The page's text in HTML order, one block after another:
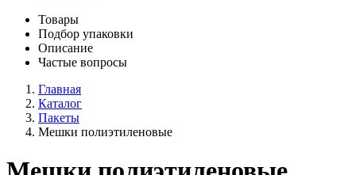
Товары
Подбор упаковки
Описание
Частые вопросы
Главная
Каталог
Пакеты
Мешки полиэтиленовые